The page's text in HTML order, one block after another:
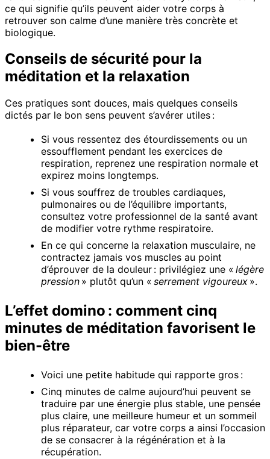
ce qui signifie qu’ils peuvent aider votre corps à
retrouver son calme d’une manière très concrète et
biologique.
Conseils de sécurité pour la
méditation et la relaxation
Ces pratiques sont douces, mais quelques conseils
dictés par le bon sens peuvent s’avérer utiles :
Si vous ressentez des étourdissements ou un
essoufflement pendant les exercices de
respiration, reprenez une respiration normale et
expirez moins longtemps.
Si vous souffrez de troubles cardiaques,
pulmonaires ou de l’équilibre importants,
consultez votre professionnel de la santé avant
de modifier votre rythme respiratoire.
En ce qui concerne la relaxation musculaire, ne
contractez jamais vos muscles au point
d’éprouver de la douleur : privilégiez une « légère
pression » plutôt qu’un « serrement vigoureux ».
L’effet domino : comment cinq
minutes de méditation favorisent le
bien-être
Voici une petite habitude qui rapporte gros :
Cinq minutes de calme aujourd’hui peuvent se
traduire par une énergie plus stable, une pensée
plus claire, une meilleure humeur et un sommeil
plus réparateur, car votre corps a ainsi l’occasion
de se consacrer à la régénération et à la
récupération.